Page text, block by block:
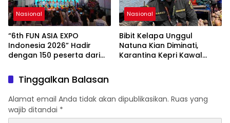
Nasional
“6th FUN ASIA EXPO
Indonesia 2026” Hadir
dengan 150 peserta dari
Industri Taman Rekreasi
dan Ekosistem Pariwisata
di Tanah Air
Nasional
Bibit Kelapa Unggul
Natuna Kian Diminati,
Karantina Kepri Kawal
Tinggalkan Balasan
Alamat email Anda tidak akan dipublikasikan. Ruas yang
wajib ditandai *